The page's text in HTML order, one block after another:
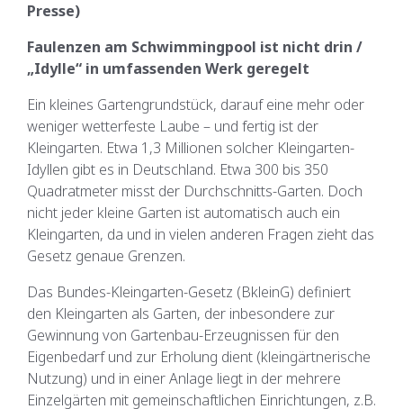
Presse)
Faulenzen am Schwimmingpool ist nicht drin /
„Idylle“ in umfassenden Werk geregelt
Ein kleines Gartengrundstück, darauf eine mehr oder
weniger wetterfeste Laube – und fertig ist der
Kleingarten. Etwa 1,3 Millionen solcher Kleingarten-
Idyllen gibt es in Deutschland. Etwa 300 bis 350
Quadratmeter misst der Durchschnitts-Garten. Doch
nicht jeder kleine Garten ist automatisch auch ein
Kleingarten, da und in vielen anderen Fragen zieht das
Gesetz genaue Grenzen.
Das Bundes-Kleingarten-Gesetz (BkleinG) definiert
den Kleingarten als Garten, der inbesondere zur
Gewinnung von Gartenbau-Erzeugnissen für den
Eigenbedarf und zur Erholung dient (kleingärtnerische
Nutzung) und in einer Anlage liegt in der mehrere
Einzelgärten mit gemeinschaftlichen Einrichtungen, z.B.